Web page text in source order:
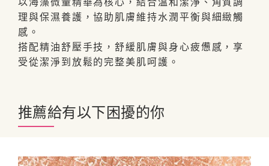
理與保濕養護，協助肌膚維持水潤平衡與細緻觸
感。
搭配精油舒壓手技，舒緩肌膚與身心疲憊感，享
受從潔淨到放鬆的完整美肌呵護。
推薦給有以下困擾的你